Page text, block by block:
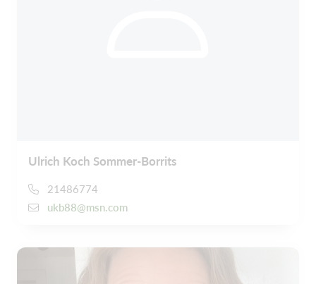
Ulrich Koch Sommer-Borrits
21486774
ukb88@msn.com